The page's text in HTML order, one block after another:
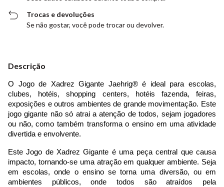
Trocas e devoluções
Se não gostar, você pode trocar ou devolver.
Descrição
O Jogo de Xadrez Gigante Jaehrig® é ideal para escolas,
clubes, hotéis, shopping centers, hotéis fazenda, feiras,
exposições e outros ambientes de grande movimentação. Este
jogo gigante não só atrai a atenção de todos, sejam jogadores
ou não, como também transforma o ensino em uma atividade
divertida e envolvente.
Este Jogo de Xadrez Gigante é uma peça central que causa
impacto, tornando-se uma atração em qualquer ambiente. Seja
em escolas, onde o ensino se torna uma diversão, ou em
ambientes públicos, onde todos são atraídos pela